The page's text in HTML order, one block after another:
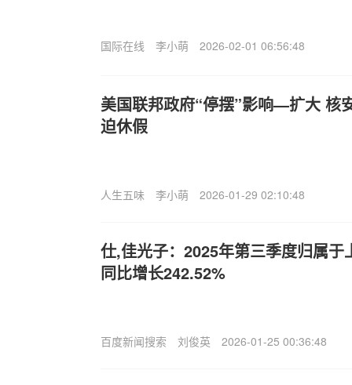
国际在线 李小萌 2026-02-01 06:56:48
美国联邦政府“停摆”影响—扩大 核
迫休假
人生五味 李小萌 2026-01-29 02:10:48
仕,佳光子：2025年第三季度归属于
同比增长242.52%
百度新闻搜索 刘俊英 2026-01-25 00:36:48